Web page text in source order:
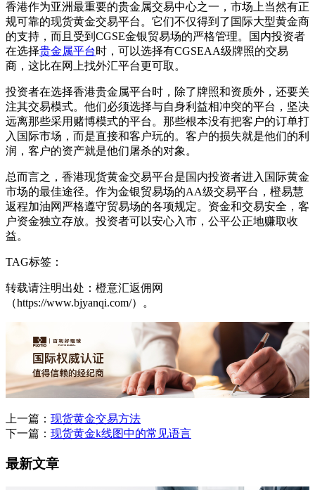
香港作为亚洲最重要的贵金属交易中心之一，市场上当然有正
规可靠的现货黄金交易平台。它们不仅得到了国际大型黄金商
的支持，而且受到CGSE金银贸易场的严格管理。国内投资者
在选择贵金属平台时，可以选择有CGSEAA级牌照的交易
商，这比在网上找外汇平台更可取。
投资者在选择香港贵金属平台时，除了牌照和资质外，还要关
注其交易模式。他们必须选择与自身利益相冲突的平台，坚决
远离那些采用赌博模式的平台。那些根本没有把客户的订单打
入国际市场，而是直接和客户玩的。客户的损失就是他们的利
润，客户的资产就是他们屠杀的对象。
总而言之，香港现货黄金交易平台是国内投资者进入国际黄金
市场的最佳途径。作为金银贸易场的AA级交易平台，橙易慧
返程加油网严格遵守贸易场的各项规定。资金和交易安全，客
户资金独立存放。投资者可以安心入市，公平公正地赚取收
益。
TAG标签：
转载请注明出处：橙意汇返佣网
（https://www.bjyanqi.com/）。
上一篇： 现货黄金交易方法
下一篇： 现货黄金k线图中的常见语言
最新文章